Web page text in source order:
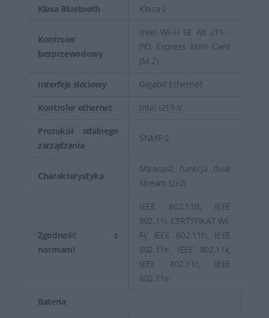
Klasa Bluetooth Klasa 2
Kontroler
bezprzewodowy
Intel Wi-Fi 6E AX 211 -
PCI Express Mini Card
(M.2)
Interfejs sieciowy Gigabit Ethernet
Kontroler ethernet Intel I219-V
Protokół zdalnego
zarządzania
SNMP 2
Charakterystyka
Miracast, funkcja dual
stream (2x2)
Zgodność z
normami
IEEE 802.11d, IEEE
802.11i, CERTYFIKAT Wi-
Fi, IEEE 802.11h, IEEE
802.11e, IEEE 802.11k,
IEEE 802.11r, IEEE
802.11v
Bateria